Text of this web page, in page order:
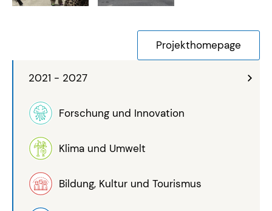
2021 - 2027
Forschung und Innovation
Klima und Umwelt
Bildung, Kultur und Tourismus
Projekthomepage